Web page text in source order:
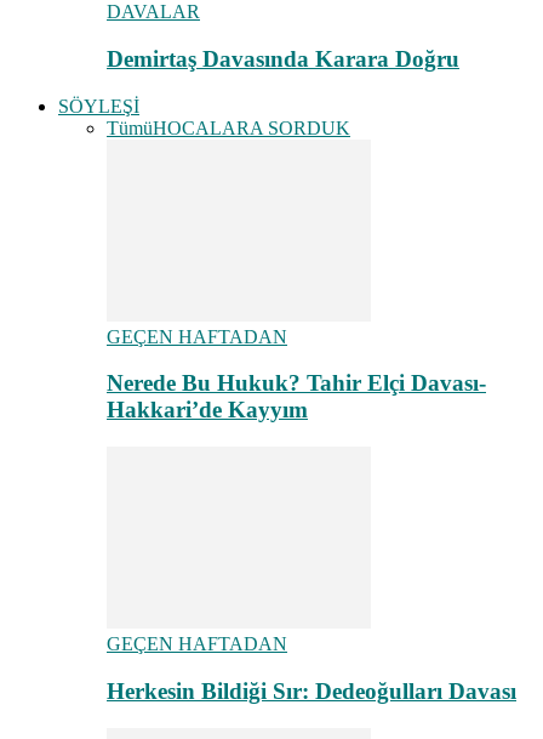
DAVALAR
Demirtaş Davasında Karara Doğru
SÖYLEŞİ
TümüHOCALARA SORDUK
GEÇEN HAFTADAN
Nerede Bu Hukuk? Tahir Elçi Davası-
Hakkari’de Kayyım
GEÇEN HAFTADAN
Herkesin Bildiği Sır: Dedeoğulları Davası